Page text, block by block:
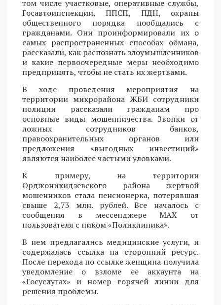
том числе участковые, оперативные службы,
Госавтоинспекции, ППСП, ПДН, охраны
общественного порядка пообщались с
гражданами. Они проинформировали их о
самых распространенных способах обмана,
рассказали, как распознать злоумышленников
и какие первоочередные меры необходимо
предпринять, чтобы не стать их жертвами.
В ходе проведения мероприятия на
территории микрорайона ЖБИ сотрудники
полиции рассказали гражданам про
основные виды мошенничества. Звонки от
ложных сотрудников банков,
правоохранительных органов или
предложения «выгодных инвестиций»
являются наиболее частыми уловками.
К примеру, на территории
Орджоникидзевского района жертвой
мошенников стала пенсионерка, потерявшая
свыше 2,73 млн. рублей. Все началось с
сообщения в мессенджере MAX от
пользователя с ником «Поликлиника».
В нем предлагались медицинские услуги, и
содержалась ссылка на сторонний ресурс.
После перехода по ссылке женщина получила
уведомление о взломе ее аккаунта на
«Госуслугах» и номер горячей линии для
решения проблемы.